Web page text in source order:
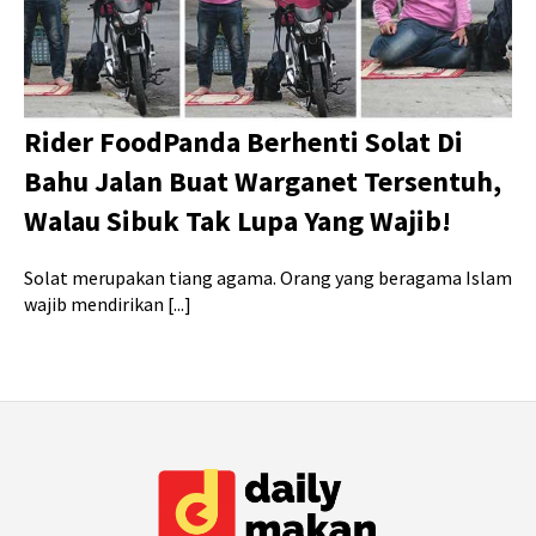
Rider FoodPanda Berhenti Solat Di
Bahu Jalan Buat Warganet Tersentuh,
Walau Sibuk Tak Lupa Yang Wajib!
Solat merupakan tiang agama. Orang yang beragama Islam
wajib mendirikan [...]